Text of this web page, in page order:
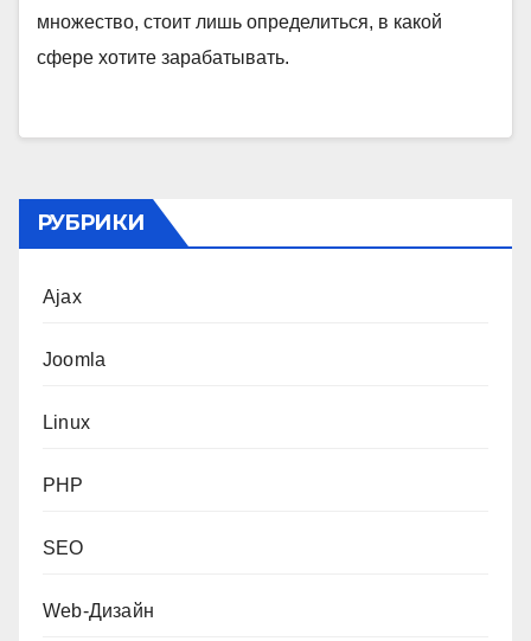
множество, стоит лишь определиться, в какой
сфере хотите зарабатывать.
РУБРИКИ
Ajax
Joomla
Linux
PHP
SEO
Web-Дизайн